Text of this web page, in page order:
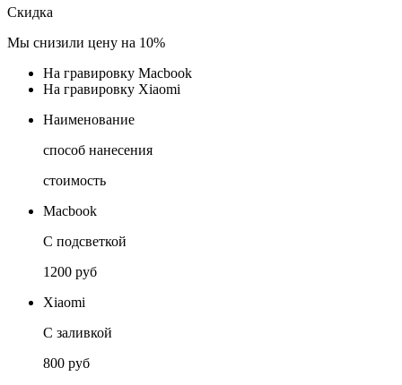
Скидка
Мы снизили цену на 10%
На гравировку Macbook
На гравировку Xiaomi
Наименование
способ нанесения
стоимость
Macbook
С подсветкой
1200 руб
Xiaomi
С заливкой
800 руб